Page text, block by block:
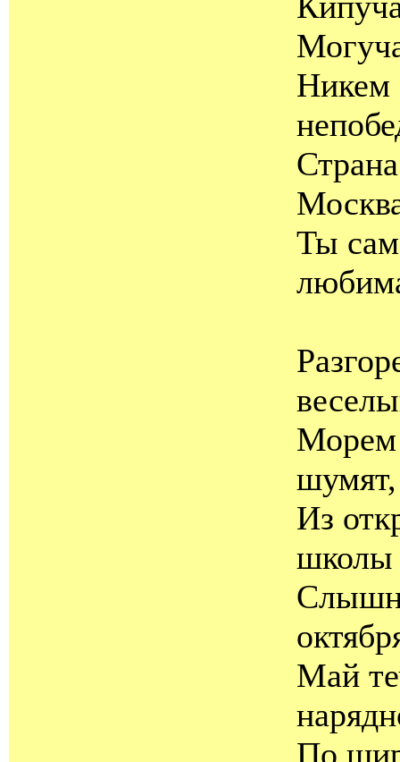
Никем
Ты
шумят,
Из
школы
Май
По